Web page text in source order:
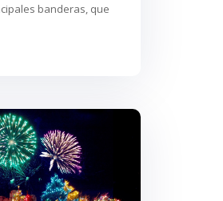
banderas, que